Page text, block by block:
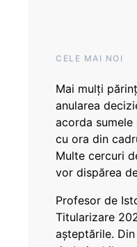
CELE MAI NOI
Mai mulți
anularea
acorda
cu ora din
Multe cercuri
vor dispărea
Profesor de
Titularizare
așteptările.